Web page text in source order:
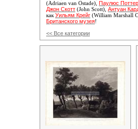
(Adriaen van Ostade), Паулюс Поттер
Джон Скотт (John Scott), Антуан
как Уильям Крейг (William Marshall
Британского музея!
<< Все категории